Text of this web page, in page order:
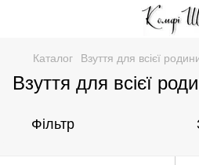
Каталог Взуття для всієї
Взуття для всієї
Фільтр